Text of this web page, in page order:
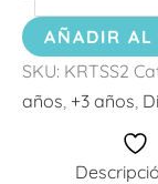
AÑADIR AL
SKU: KRTSS2
años +3 años